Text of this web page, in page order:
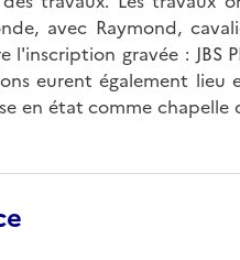
avec Raymond,
gravée : JBS
eurent également
en état comme